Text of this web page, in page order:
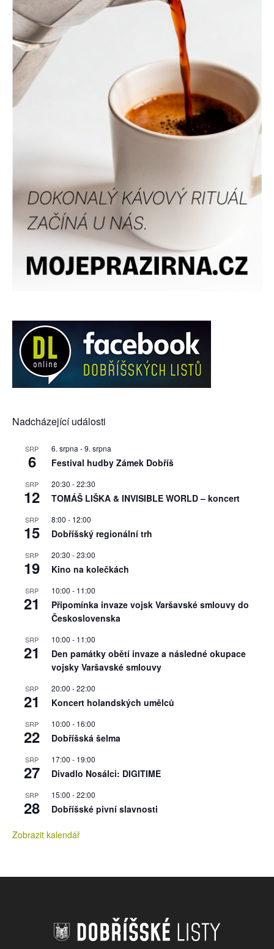
Nadcházející události
SRP
6
6. srpna -9. srpna
Festival hudby Zámek Dobříš
SRP
12
20:30 -22:30
TOMÁŠ LIŠKA & INVISIBLE WORLD – koncert
SRP
15
8:00 - 12:00
Dobříšský regionální trh
SRP
19
20:30 -23:00
Kino na kolečkách
SRP
21
10:00 - 11:00
Připomínka invaze vojsk Varšavské smlouvy do
Československa
SRP
21
10:00 - 11:00
Den památky obětí invaze a následné okupace
vojsky Varšavské smlouvy
SRP
21
20:00 -22:00
Koncert holandských umělců
SRP
22
10:00 - 16:00
Dobříšská šelma
SRP
27
17:00 - 19:00
Divadlo Nosálci: DIGITIME
SRP
28
15:00 -22:00
Dobříšské pivní slavnosti
Zobrazit kalendář